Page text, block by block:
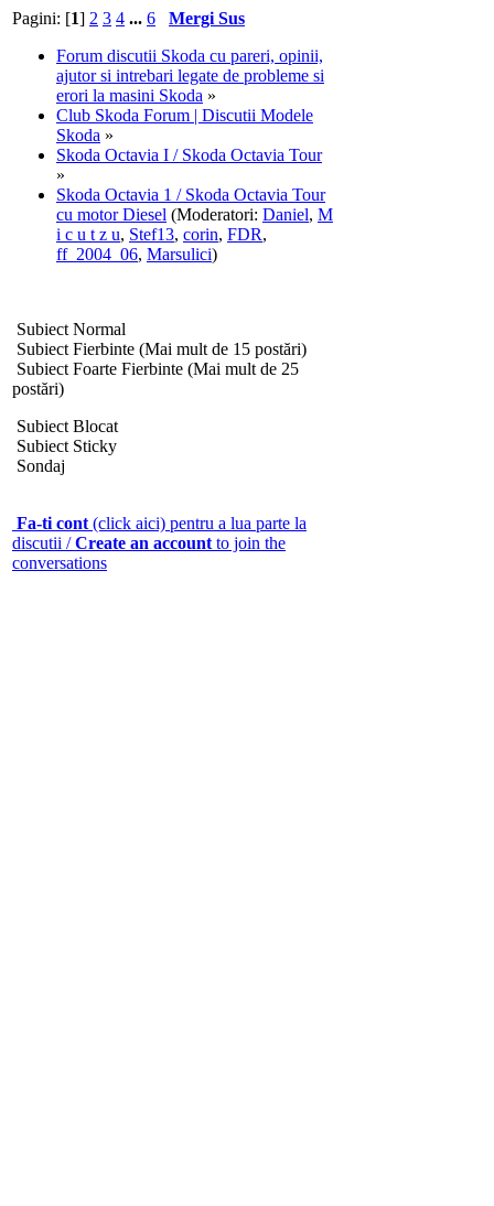
Pagini: [1] 2 3 4 ... 6
Mergi Sus
Forum discutii Skoda cu pareri, opinii,
ajutor si intrebari legate de probleme si
erori la masini Skoda »
Club Skoda Forum | Discutii Modele
Skoda »
Skoda Octavia I / Skoda Octavia Tour
»
Skoda Octavia 1 / Skoda Octavia Tour
cu motor Diesel (Moderatori: Daniel, M
i c u t z u, Stef13, corin, FDR,
ff_2004_06, Marsulici)
Subiect Normal
Subiect Fierbinte (Mai mult de 15 postări)
Subiect Foarte Fierbinte (Mai mult de 25
postări)
Subiect Blocat
Subiect Sticky
Sondaj
Fa-ti cont (click aici) pentru a lua parte la
discutii /Create an account to join the
conversations